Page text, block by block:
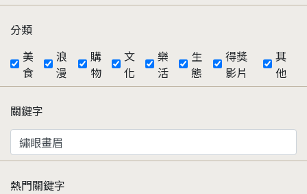
分類
美
食
浪
漫
購
物
文
化
樂
活
生
態
得獎
影片
其
他
關鍵字
熱門關鍵字